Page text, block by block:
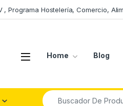
, Programa Hostelería, Comercio,
Open Home Blog
Buscar por: